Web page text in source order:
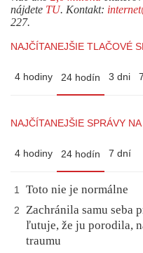
nájdete TU. Kontakt:
227.
NAJČÍTANEJŠIE TLAČOVÉ
4 hodiny 24 hodín 3 dni
NAJČÍTANEJŠIE SPRÁVY
4 hodiny 24 hodín 7 dní
1 Toto nie je normálne
2
Zachránila samu seba
ľutuje, že ju porodila,
traumu